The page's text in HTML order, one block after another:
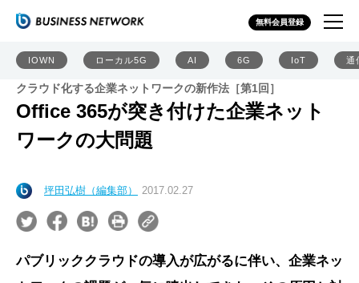
無料会員登録
IOWN ローカル5G AI 6G IoT 通
クラウド化する企業ネットワークの新作法［第1回］
Office 365が突き付けた企業ネット
ワークの大問題
坪田弘樹（編集部） 2017.02.27
パブリッククラウドの導入が広がるに伴い、企業ネッ